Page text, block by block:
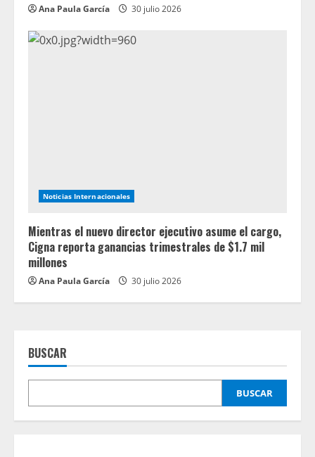
Ana Paula García 30 julio 2026
Noticias Internacionales
Mientras el nuevo director ejecutivo asume el cargo,
Cigna reporta ganancias trimestrales de $1.7 mil
millones
Ana Paula García 30 julio 2026
BUSCAR
BUSCAR